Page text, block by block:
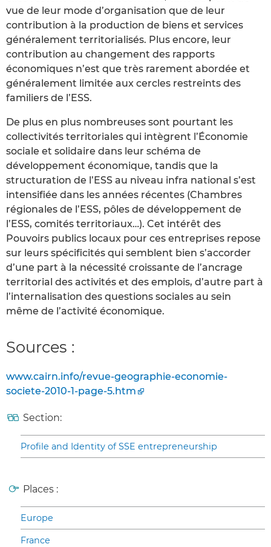
vue de leur mode d’organisation que de leur
contribution à la production de biens et services
généralement territorialisés. Plus encore, leur
contribution au changement des rapports
économiques n’est que très rarement abordée et
généralement limitée aux cercles restreints des
familiers de l’ESS.
De plus en plus nombreuses sont pourtant les
collectivités territoriales qui intègrent l’Économie
sociale et solidaire dans leur schéma de
développement économique, tandis que la
structuration de l’ESS au niveau infra national s’est
intensifiée dans les années récentes (Chambres
régionales de l’ESS, pôles de développement de
l’ESS, comités territoriaux…). Cet intérêt des
Pouvoirs publics locaux pour ces entreprises repose
sur leurs spécificités qui semblent bien s’accorder
d’une part à la nécessité croissante de l’ancrage
territorial des activités et des emplois, d’autre part à
l’internalisation des questions sociales au sein
même de l’activité économique.
Sources :
www.cairn.info/revue-geographie-economie-
societe-2010-1-page-5.htm
Section:
Profile and Identity of SSE entrepreneurship
Places :
Europe
France